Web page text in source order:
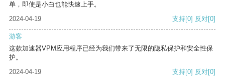
单，即使是小白也能快速上手。
2024-04-19
支持[0] 反对[0]
游客
这款加速器VPM应用程序已经为我们带来了无限的隐私保护和安全性保
护。
2024-04-19
支持[0] 反对[0]